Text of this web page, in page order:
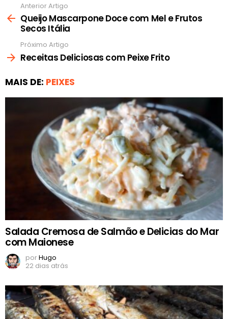
mais
Anterior Artigo
Queijo Mascarpone Doce com Mel e Frutos
Secos Itália
Próximo Artigo
Receitas Deliciosas com Peixe Frito
MAIS DE: PEIXES
Salada Cremosa de Salmão e Delicias do Mar
com Maionese
porHugo
22 dias atrás